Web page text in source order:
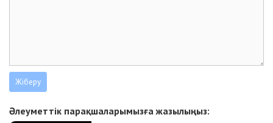
Әлеуметтік парақшаларымызға жазылыңыз: